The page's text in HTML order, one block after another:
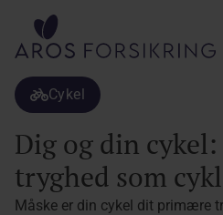
Aros Forsikring
Cykel
Dig og din cykel:
tryghed som
Måske er din cykel dit primære